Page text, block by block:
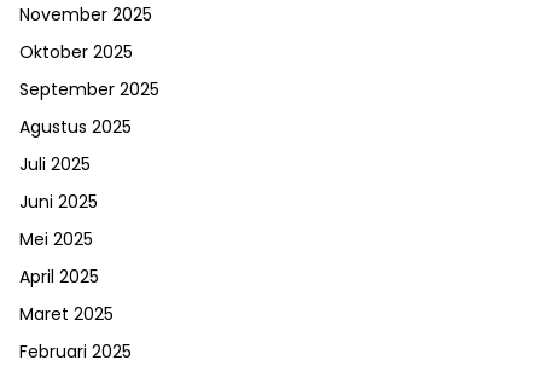
November 2025
Oktober 2025
September 2025
Agustus 2025
Juli 2025
Juni 2025
Mei 2025
April 2025
Maret 2025
Februari 2025